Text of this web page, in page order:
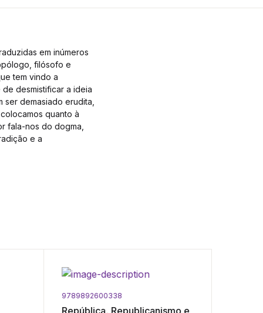
em inúmeros
filósofo e
tem vindo a
desmistificar a ideia
demasiado erudita,
quanto à
fala-nos do dogma,
e a
9789892600338
República, Republicanismo e